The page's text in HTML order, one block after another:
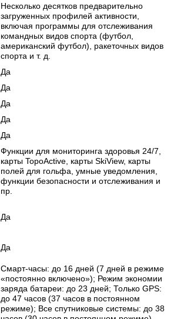
Несколько десятков предварительно
загруженных профилей активности,
включая программы для отслеживания
командных видов спорта (футбол,
американский футбол), ракеточных видов
спорта и т. д.
Да
Да
Да
Да
Да
Функции для мониторинга здоровья 24/7,
карты TopoActive, карты SkiView, карты
полей для гольфа, умные уведомления,
функции безопасности и отслеживания и
пр.
Да
Да
Смарт-часы: до 16 дней (7 дней в режиме
«постоянно включено»); Режим экономии
заряда батареи: до 23 дней; Только GPS:
до 47 часов (37 часов в постоянном
режиме); Все спутниковые системы: до 38